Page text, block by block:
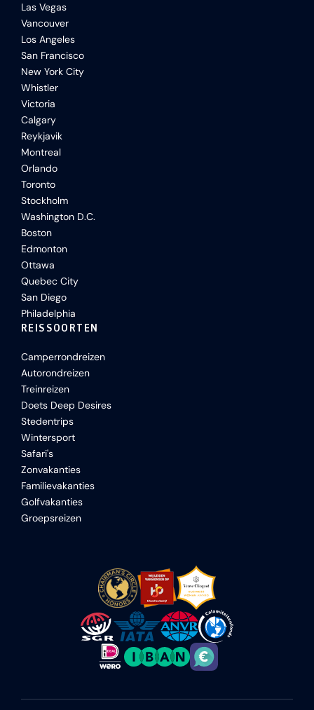
Las Vegas
Vancouver
Los Angeles
San Francisco
New York City
Whistler
Victoria
Calgary
Reykjavik
Montreal
Orlando
Toronto
Stockholm
Washington D.C.
Boston
Edmonton
Ottawa
Quebec City
San Diego
Philadelphia
REISSOORTEN
Camperrondreizen
Autorondreizen
Treinreizen
Doets Deep Desires
Stedentrips
Wintersport
Safari's
Zonvakanties
Familievakanties
Golfvakanties
Groepsreizen